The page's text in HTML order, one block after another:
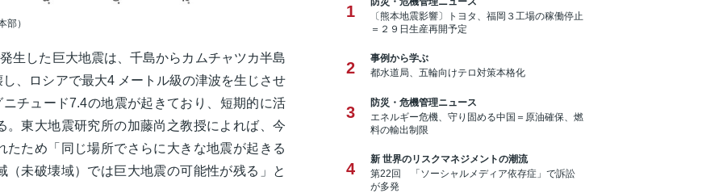
部）
生した巨大地震は、千島からカムチャツカ半島
、ロシアで最大4 メートル級の津波を生じさせ
チュード7.4の地震が起きており、短期的に活
。東大地震研究所の加藤尚之教授によれば、今
たため「同じ場所でさらに大きな地震が起きる
（未破壊域）では巨大地震の可能性が残る」と
1
〔熊本地震影響〕トヨタ、福岡３工場の稼働停止
＝２９日生産再開予定
2
事例から学ぶ
都水道局、五輪向けテロ対策本格化
3
防災・危機管理ニュース
エネルギー危機、守り固める中国＝原油確保、燃
料の輸出制限
4
新 世界のリスクマネジメントの潮流
第22回 「ソーシャルメディア依存症」で訴訟
が多発